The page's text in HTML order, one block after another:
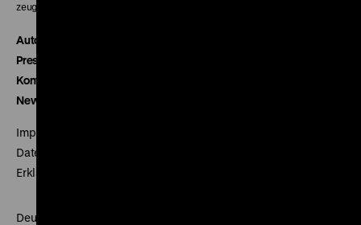
zeughauskino@dhm.de
Autor*innen
Presse
Kontakt
Newsletter
Impressum
Datenschutz
Erklärung digitale Barrierefreiheit
Deutsches Historisches Museum